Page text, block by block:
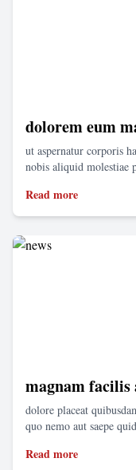
dolorem eum
ut aspernatur corporis
nobis aliquid molestiae
Read more
magnam facilis
dolore placeat
quo nemo aut saepe
Read more